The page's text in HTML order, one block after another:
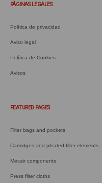
PÁGINAS LEGALES
Política de privacidad
Aviso legal
Política de Cookies
Avisos
FEATURED PAGES
Filter bags and pockets
Cartridges and pleated filter elements
Mecair components
Press filter cloths